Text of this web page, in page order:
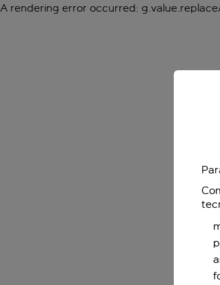
A rendering error occurred: